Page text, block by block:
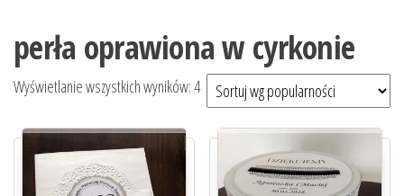
perła oprawiona w cyrkonie
Wyświetlanie wszystkich wyników: 4Posortowane według popularności